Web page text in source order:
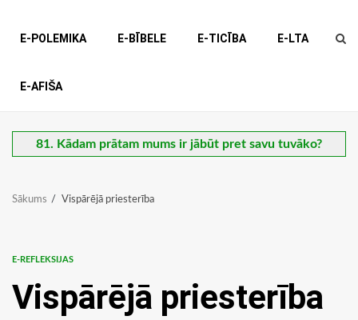
E-POLEMIKA E-BĪBELE E-TICĪBA E-LTA
E-AFIŠA
81. Kādam prātam mums ir jābūt pret savu tuvāko?
Sākums Vispārējā priesterība
E-REFLEKSIJAS
Vispārējā priesterība